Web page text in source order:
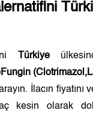
Türkiye
İlacın
kesin olarak